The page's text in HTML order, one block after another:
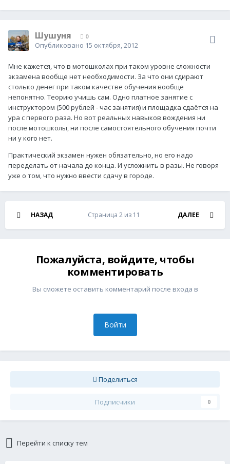
Шушуня 0
Опубликовано 15 октября, 2012
Мне кажется, что в мотошколах при таком уровне сложности
экзамена вообще нет необходимости. За что они сдирают
столько денег при таком качестве обучения вообще
непонятно. Теорию учишь сам. Одно платное занятие с
инструктором (500 рублей - час занятия) и площадка сдаётся на
ура с первого раза. Но вот реальных навыков вождения ни
после мотошколы, ни после самостоятельного обучения почти
ни у кого нет.
Практический экзамен нужен обязательно, но его надо
переделать от начала до конца. И усложнить в разы. Не говоря
уже о том, что нужно ввести сдачу в городе.
НАЗАД ДАЛЕЕ
Страница 2 из 11
Пожалуйста, войдите, чтобы
комментировать
Вы сможете оставить комментарий после входа в
Войти
Поделиться
Подписчики 0
Перейти к списку тем